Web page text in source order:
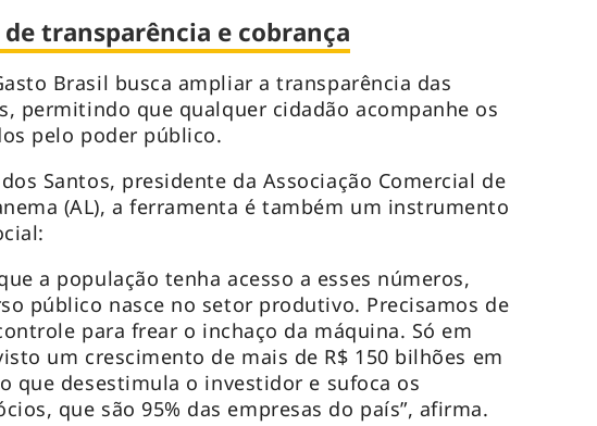
transparência e cobrança
Brasil busca ampliar a transparência das
permitindo que qualquer cidadão acompanhe os
pelo poder público.
Santos, presidente da Associação Comercial de
(AL), a ferramenta é também um instrumento
a população tenha acesso a esses números,
público nasce no setor produtivo. Precisamos de
para frear o inchaço da máquina. Só em
um crescimento de mais de R$ 150 bilhões em
que desestimula o investidor e sufoca os
que são 95% das empresas do país”, afirma.